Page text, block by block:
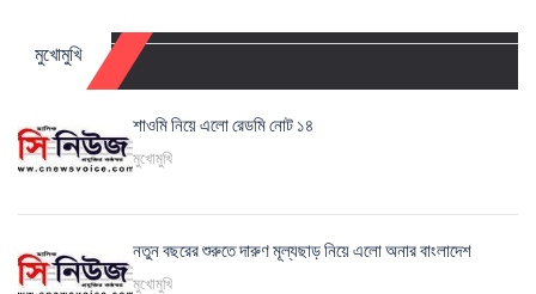
মুখোমুখি
শাওমি নিয়ে এলো রেডমি নোট ১৪
মুখোমুখি
নতুন বছরের শুরুতে দারুণ মূল্যছাড় নিয়ে এলো অনার বাংলাদেশ
মুখোমুখি